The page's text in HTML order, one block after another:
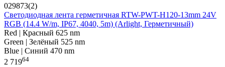
029873(2)
Светодиодная лента герметичная RTW-PWT-H120-13mm 24V
RGB (14.4 W/m, IP67, 4040, 5m) (Arlight, Герметичный)
Red | Красный 625 nm
Green | Зелёный 525 nm
Blue | Синий 470 nm
2 71964